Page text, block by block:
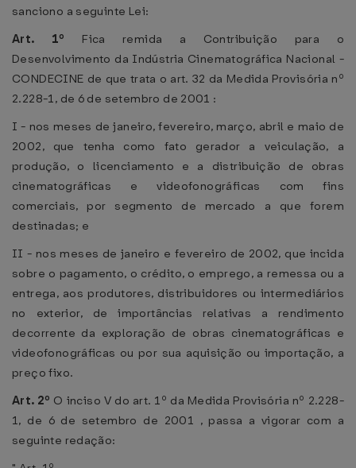
sanciono a seguinte Lei:
Art. 1º Fica remida a Contribuição para o
Desenvolvimento da Indústria Cinematográfica Nacional -
CONDECINE de que trata o art. 32 da Medida Provisória nº
2.228-1, de 6 de setembro de 2001 :
I - nos meses de janeiro, fevereiro, março, abril e maio de
2002, que tenha como fato gerador a veiculação, a
produção, o licenciamento e a distribuição de obras
cinematográficas e videofonográficas com fins
comerciais, por segmento de mercado a que forem
destinadas; e
II - nos meses de janeiro e fevereiro de 2002, que incida
sobre o pagamento, o crédito, o emprego, a remessa ou a
entrega, aos produtores, distribuidores ou intermediários
no exterior, de importâncias relativas a rendimento
decorrente da exploração de obras cinematográficas e
videofonográficas ou por sua aquisição ou importação, a
preço fixo.
Art. 2º O inciso V do art. 1º da Medida Provisória nº 2.228-
1, de 6 de setembro de 2001 , passa a vigorar com a
seguinte redação: